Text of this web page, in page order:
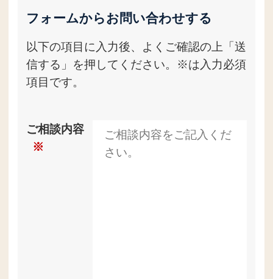
フォームからお問い合わせする
以下の項目に入力後、よくご確認の上「送
信する」を押してください。※は入力必須
項目です。
ご相談内容
※